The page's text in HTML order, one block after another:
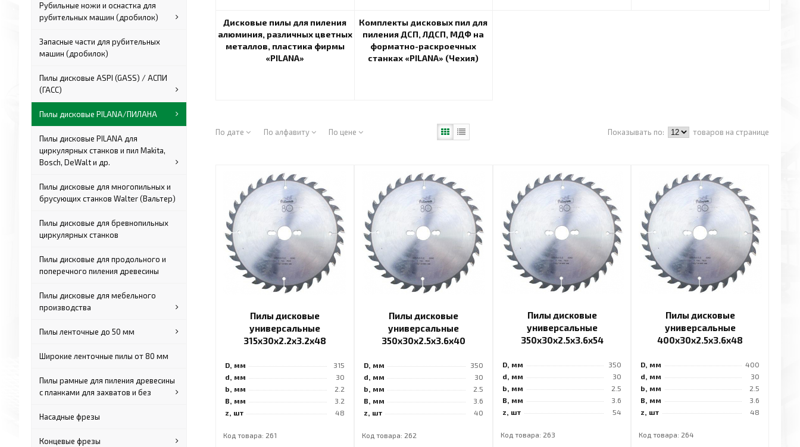
Рубильные ножи и оснастка для
рубительных машин (дробилок)
Запасные части для рубительных
машин (дробилок)
Пилы дисковые ASPI (GASS) / АСПИ
(ГАСС)
Пилы дисковые PILANA/ПИЛАНА
Пилы дисковые PILANA для
циркулярных станков и пил Makita,
Bosch, DeWalt и др.
Пилы дисковые для многопильных и
брусующих станков Walter (Вальтер)
Пилы дисковые для бревнопильных
циркулярных станков
Пилы дисковые для продольного и
поперечного пиления древесины
Пилы дисковые для мебельного
производства
Пилы ленточные до 50 мм
Широкие ленточные пилы от 80 мм
Пилы рамные для пиления древесины
с планками для захватов и без
Насадные фрезы
Концевые фрезы
Дисковые пилы для пиления
алюминия, различных цветных
металлов, пластика фирмы
«PILANA»
Комплекты дисковых пил для
пиления ДСП, ЛДСП, МДФ на
форматно-раскроечных
станках «PILANA» (Чехия)
По дате По алфавиту По цене Показывать по: товаров на странице
Пилы дисковые
универсальные
315x30x2.2x3.2x48
D, мм
315
d, мм
30
b, мм
2.2
B, мм
3.2
z, шт
48
Код товара: 261
Пилы дисковые
универсальные
350x30x2.5x3.6x40
D, мм
350
d, мм
30
b, мм
2.5
B, мм
3.6
z, шт
40
Код товара: 262
Пилы дисковые
универсальные
350x30x2.5x3.6x54
D, мм
350
d, мм
30
b, мм
2.5
B, мм
3.6
z, шт
54
Код товара: 263
Пилы дисковые
универсальные
400x30x2.5x3.6x48
D, мм
400
d, мм
30
b, мм
2.5
B, мм
3.6
z, шт
48
Код товара: 264